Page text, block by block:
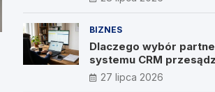
BIZNES
Dlaczego wybór
systemu CRM
Wywiad z Pawłem
IT Vision
27 lipca 2026